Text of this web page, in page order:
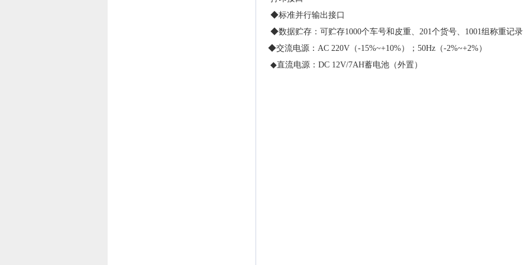
◆标准并行输出接口
◆数据贮存：可贮存1000个车号和皮重、201个货号、1001组
◆交流电源：AC 220V（-15%~+10%）；50Hz（-2%~+2%）
◆直流电源：DC 12V/7AH蓄电池（外置）